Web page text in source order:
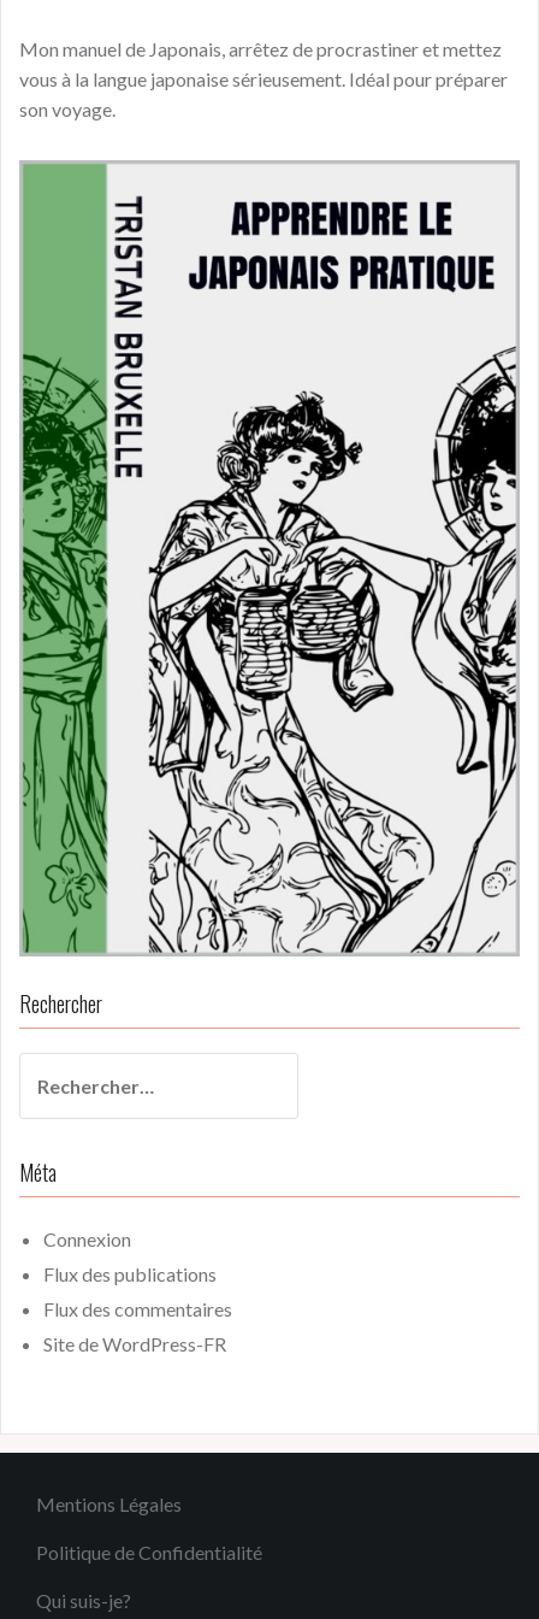
Mon manuel de Japonais, arrêtez de procrastiner et mettez
vous à la langue japonaise sérieusement. Idéal pour préparer
son voyage.
Rechercher
Méta
Connexion
Flux des publications
Flux des commentaires
Site de WordPress-FR
Mentions Légales
Politique de Confidentialité
Qui suis-je?